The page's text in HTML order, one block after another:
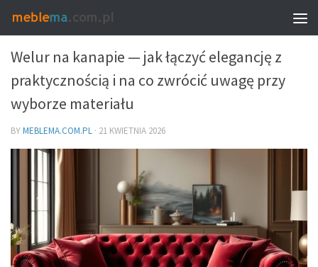
MEBLE – PROPORCJE, UKŁAD I WYBÓR
Welur na kanapie — jak łączyć elegancję z
praktycznością i na co zwrócić uwagę przy
wyborze materiału
BYMEBLEMA.COM.PL · 21 KWIETNIA 2026